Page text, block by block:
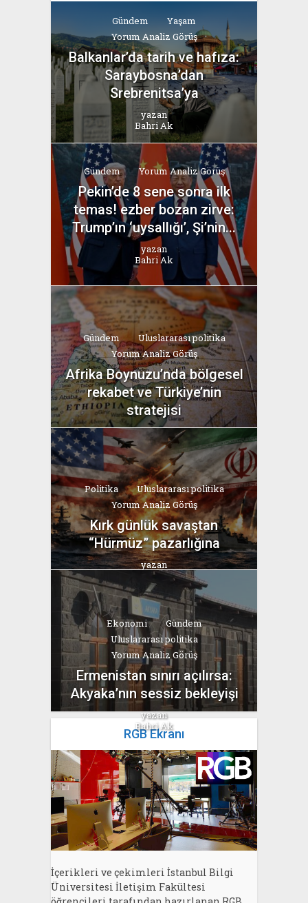
Gündem
Yaşam
Yorum Analiz Görüş
Balkanlar’da tarih ve hafıza:
Saraybosna’dan
Srebrenitsa’ya
yazan
Bahri Ak
Gündem Yorum Analiz Görüş
Pekin’de 8 sene sonra ilk
temas! ezber bozan zirve:
Trump’ın ‘uysallığı’, Şi’nin...
yazan
Bahri Ak
Gündem
Uluslararası politika
Yorum Analiz Görüş
Afrika Boynuzu’nda bölgesel
rekabet ve Türkiye’nin
stratejisi
yazan
Bahri Ak
Politika
Uluslararası politika
Yorum Analiz Görüş
Kırk günlük savaştan
“Hürmüz” pazarlığına
yazan
Bahri Ak
Ekonomi
Gündem
Uluslararası politika
Yorum Analiz Görüş
Ermenistan sınırı açılırsa:
Akyaka’nın sessiz bekleyişi
yazan
Bahri Ak
RGB Ekranı
İçerikleri ve çekimleri İstanbul Bilgi
Üniversitesi İletişim Fakültesi